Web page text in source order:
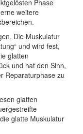
Phase
weitere
Die Muskulatur
und wird fest,
glatten
und hat den Sinn,
Reparaturphase zu
glatten
glatte Muskulatur